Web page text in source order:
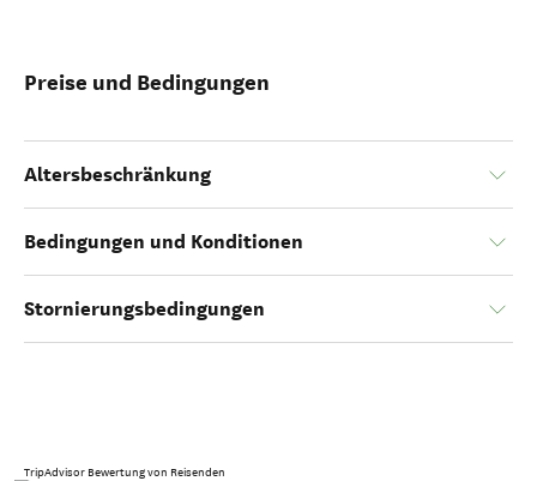
Preise und Bedingungen
Altersbeschränkung
Bedingungen und Konditionen
Stornierungsbedingungen
TripAdvisor Bewertung von Reisenden